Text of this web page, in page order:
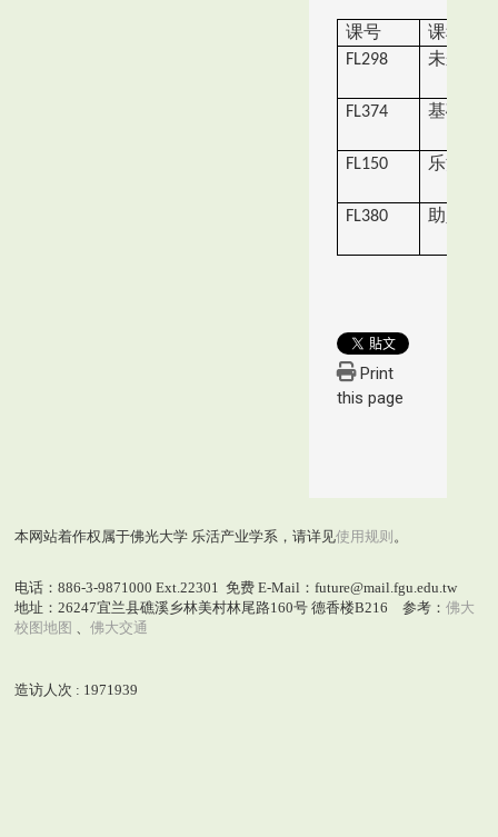
课号 课程名称
FL298 未来趋
FL374 基础经
FL150 乐活养
FL380 助人关
Print
this page
本网站着作权属于佛光大学 乐活产业学系，请详见使用规则 。
电话：886-3-9871000 Ext.22301 免费 E-Mail：future@mail.fgu.edu.tw
地址：26247宜兰县礁溪乡林美村林尾路160号 德香楼B216 参考： 佛大
校图地图 、 佛大交通
造访人次 : 1971939